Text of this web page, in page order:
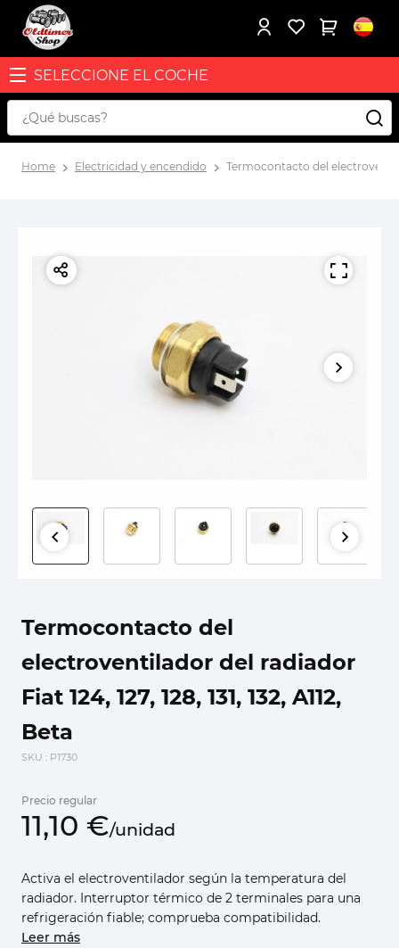
SELECCIONE EL COCHE
Home Electricidad y encendido Termocontacto del
Termocontacto del
electroventilador del radiador
Fiat 124, 127, 128, 131, 132, A112,
Beta
SKU : P1730
Precio regular
11,10 €/unidad
Activa el electroventilador según la temperatura del
radiador. Interruptor térmico de 2 terminales para una
refrigeración fiable; comprueba compatibilidad.
Leer más